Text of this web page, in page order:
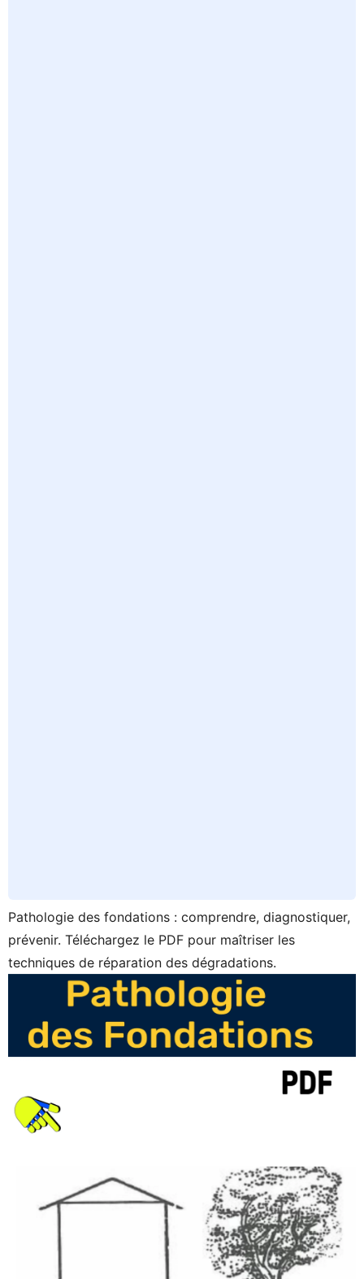
Pathologie des fondations : comprendre, diagnostiquer,
prévenir. Téléchargez le PDF pour maîtriser les
techniques de réparation des dégradations.